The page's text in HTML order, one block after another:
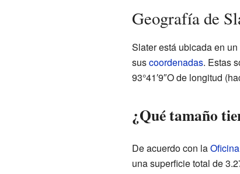
Geografía de
Slater está ubicada en
suscoordenadas. Estas
93°41′9″O de longitud
¿Qué tamaño
De acuerdo con la
una superficie total de